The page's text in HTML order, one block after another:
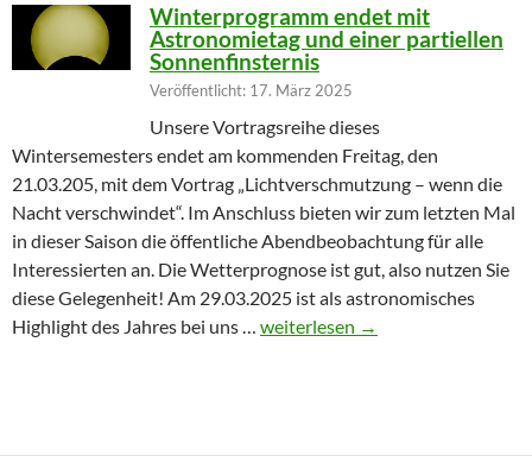
Winterprogramm endet mit
Astronomietag und einer partiellen
Sonnenfinsternis
Veröffentlicht: 17. März 2025
Unsere Vortragsreihe dieses
Wintersemesters endet am kommenden Freitag, den
21.03.205, mit dem Vortrag „Lichtverschmutzung – wenn die
Nacht verschwindet“. Im Anschluss bieten wir zum letzten Mal
in dieser Saison die öffentliche Abendbeobachtung für alle
Interessierten an. Die Wetterprognose ist gut, also nutzen Sie
diese Gelegenheit! Am 29.03.2025 ist als astronomisches
Highlight des Jahres bei uns … Winterprogramm endet mit
weiterlesen →